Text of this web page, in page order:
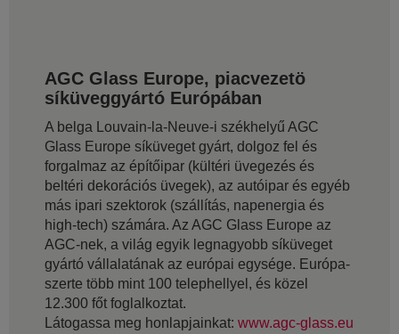
AGC Glass Europe, piacvezetö
síküveggyártó Európában
A belga Louvain-la-Neuve-i székhelyű AGC
Glass Europe síküveget gyárt, dolgoz fel és
forgalmaz az építőipar (kültéri üvegezés és
beltéri dekorációs üvegek), az autóipar és egyéb
más ipari szektorok (szállítás, napenergia és
high-tech) számára. Az AGC Glass Europe az
AGC-nek, a világ egyik legnagyobb síküveget
gyártó vállalatának az európai egysége. Európa-
szerte több mint 100 telephellyel, és közel
12.300 főt foglalkoztat.
Látogassa meg honlapjainkat: www.agc-glass.eu